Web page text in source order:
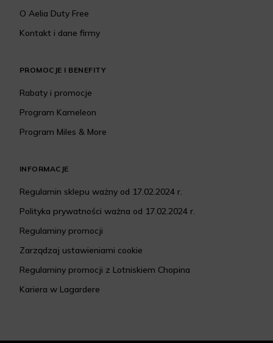
O Aelia Duty Free
Kontakt i dane firmy
PROMOCJE I BENEFITY
Rabaty i promocje
Program Kameleon
Program Miles & More
INFORMACJE
Regulamin sklepu ważny od 17.02.2024 r.
Polityka prywatności ważna od 17.02.2024 r.
Regulaminy promocji
Zarządzaj ustawieniami cookie
Regulaminy promocji z Lotniskiem Chopina
Kariera w Lagardere